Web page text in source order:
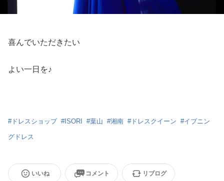
喜んでいただきたい
よい一日を♪
#ドレスショップ #ISORI #葉山 #湘南 #ドレスクイーン #イブニン
グドレス
いいね コメント リブログ